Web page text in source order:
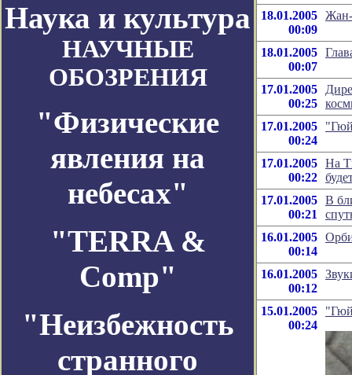
Наука и культура
НАУЧНЫЕ
ОБОЗРЕНИЯ
"Физические
явления на
небесах"
"TERRA &
Comp"
"Неизбежность
странного
18.01.2005
00:09
18.01.2005
00:07
17.01.2005
00:25
17.01.2005
00:24
17.01.2005
00:22
На
17.01.2005
00:21
В
16.01.2005
00:14
16.01.2005
00:12
15.01.2005
00:24